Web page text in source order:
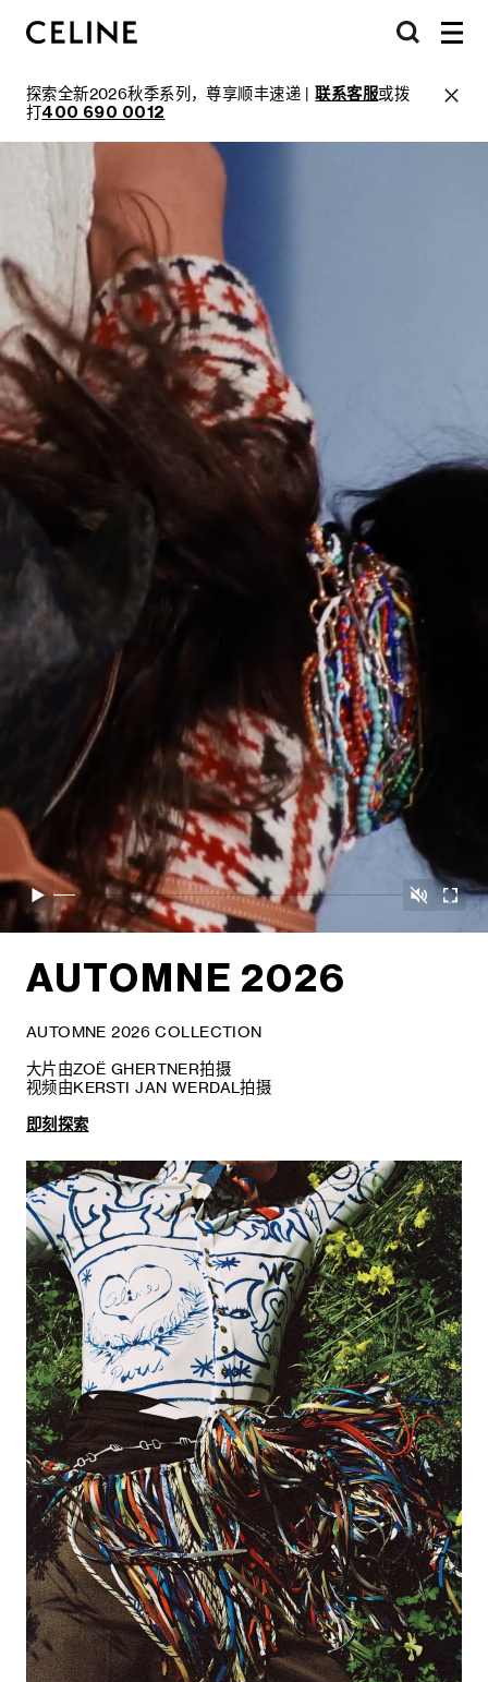
探索全新2026秋季系列，尊享顺丰速递 |联系客服或拨
打400 690 0012
AUTOMNE 2026
AUTOMNE 2026 COLLECTION
大片由ZOË GHERTNER拍摄
视频由KERSTI JAN WERDAL拍摄
即刻探索